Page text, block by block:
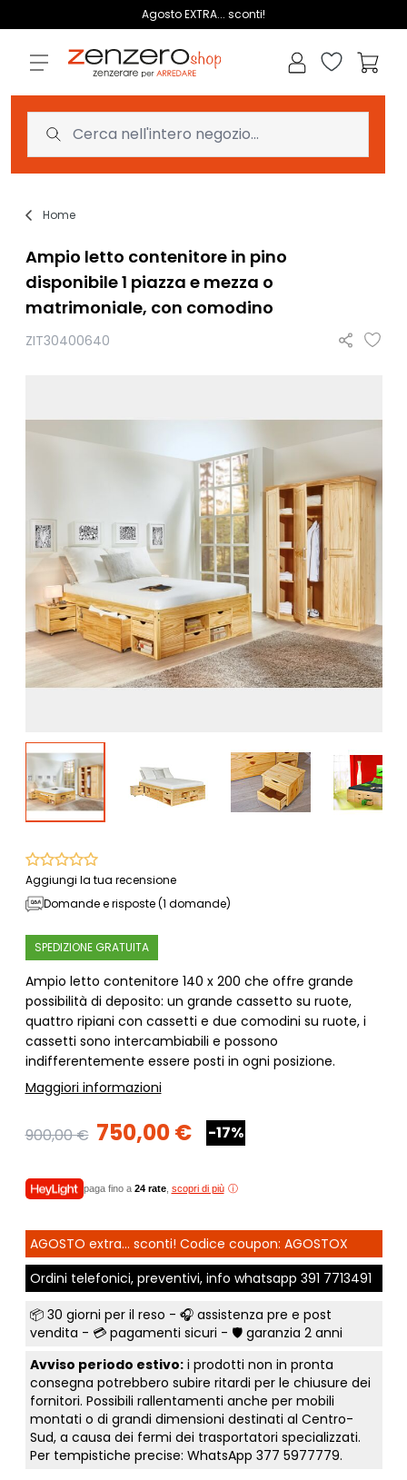
Agosto EXTRA... sconti!
Lista dei
Home
Ampio letto contenitore in pino
disponibile 1 piazza e mezza o
matrimoniale, con comodino
ZIT30400640
Aggiungi la tua recensione
Domande e risposte (1 domande)
SPEDIZIONE GRATUITA
Ampio letto contenitore 140 x 200 che offre grande
possibilità di deposito: un grande cassetto su ruote,
quattro ripiani con cassetti e due comodini su ruote, i
cassetti sono intercambiabili e possono
indifferentemente essere posti in ogni posizione.
Maggiori informazioni
900,00 € 750,00 € -17%
paga fino a 24 rate, scopri di più
AGOSTO extra... sconti! Codice coupon: AGOSTOX
Ordini telefonici, preventivi, info whatsapp 391 7713491
📦 30 giorni per il reso - 🎧 assistenza pre e post
vendita - 💳 pagamenti sicuri - 🛡️ garanzia 2 anni
Avviso periodo estivo:i prodotti non in pronta
consegna potrebbero subire ritardi per le chiusure dei
fornitori. Possibili rallentamenti anche per mobili
montati o di grandi dimensioni destinati al Centro-
Sud, a causa dei fermi dei trasportatori specializzati.
Per tempistiche precise: WhatsApp 377 5977779.